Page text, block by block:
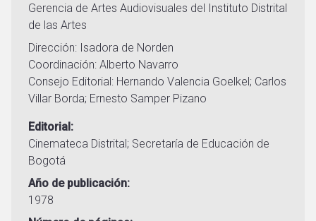
Gerencia de Artes Audiovisuales del Instituto Distrital
de las Artes
Dirección: Isadora de Norden
Coordinación: Alberto Navarro
Consejo Editorial: Hernando Valencia Goelkel; Carlos
Villar Borda; Ernesto Samper Pizano
Editorial
Cinemateca Distrital; Secretaría de Educación de
Bogotá
Año de publicación
1978